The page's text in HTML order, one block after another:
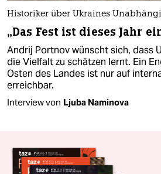
Historiker über Ukraines
„Das Fest ist dieses Jahr
Andrij Portnov wünscht sich, dass
die Vielfalt zu schätzen lernt. Ein
Osten des Landes ist nur auf
erreichbar.
Interview von Ljuba Naminova